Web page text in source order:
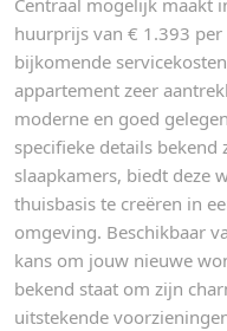
Centraal mogelijk maakt
huurprijs van € 1.393
bijkomende
appartement zeer
moderne en goed
specifieke details
slaapkamers, biedt deze
thuisbasis te creëren in
omgeving. Beschikbaar
kans om jouw nieuwe
bekend staat om zijn
uitstekende